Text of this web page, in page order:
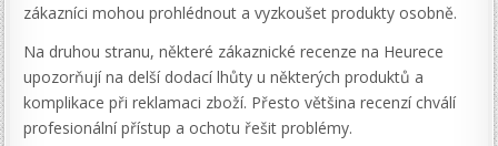
zákazníci mohou prohlédnout a vyzkoušet produkty osobně.
Na druhou stranu, některé zákaznické recenze na Heurece
upozorňují na delší dodací lhůty u některých produktů a
komplikace při reklamaci zboží. Přesto většina recenzí chválí
profesionální přístup a ochotu řešit problémy.